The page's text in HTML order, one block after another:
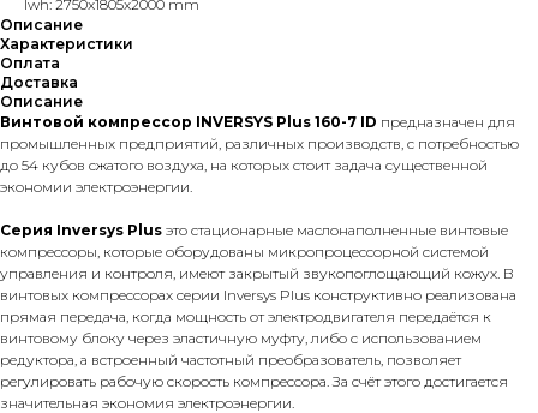
lwh: 2750x1805x2000 mm
Описание
Характеристики
Оплата
Доставка
Описание
Винтовой компрессор INVERSYS Plus 160-7 ID предназначен для
промышленных предприятий, различных производств, с потребностью
до 54 кубов сжатого воздуха, на которых стоит задача существенной
экономии электроэнергии.
Серия Inversys Plus это стационарные маслонаполненные винтовые
компрессоры, которые оборудованы микропроцессорной системой
управления и контроля, имеют закрытый звукопоглощающий кожух. В
винтовых компрессорах серии Inversys Plus конструктивно реализована
прямая передача, когда мощность от электродвигателя передаётся к
винтовому блоку через эластичную муфту, либо с использованием
редуктора, а встроенный частотный преобразователь, позволяет
регулировать рабочую скорость компрессора. За счёт этого достигается
значительная экономия электроэнергии.